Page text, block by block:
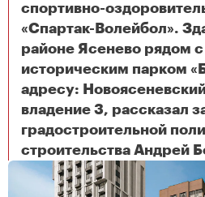
спортивно-
«Спартак-Волейбол».
районе Ясенево рядом
историческим парком
адресу:
владение 3, рассказал
градостроительной
строительства Андрей